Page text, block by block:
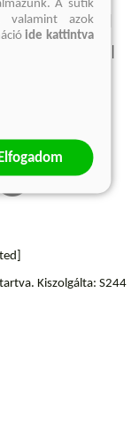
nyilatkozat
Kiszolgálta: S244
A sütik
valamint azok
ide kattintva
Elfogadom